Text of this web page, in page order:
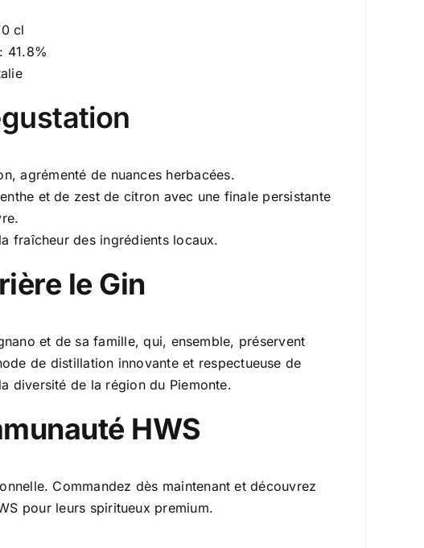
cl
41.8%
agrémenté de nuances herbacées.
et de zest de citron avec une finale persistante
fraîcheur des ingrédients locaux.
le Gin
et de sa famille, qui, ensemble, préservent
de distillation innovante et respectueuse de
diversité de la région du Piemonte.
HWS
Commandez dès maintenant et découvrez
pour leurs spiritueux premium.